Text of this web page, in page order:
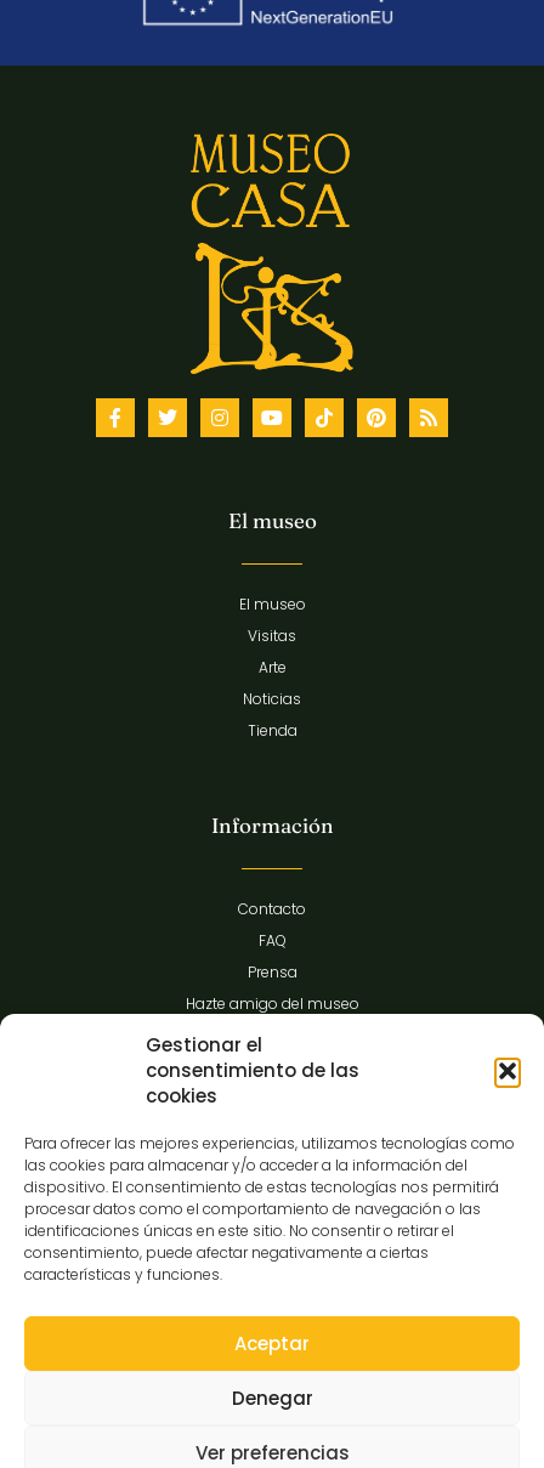
Gestionar el
consentimiento de las
cookies
Para ofrecer las mejores experiencias, utilizamos tecnologías como
las cookies para almacenar y/o acceder a la información del
dispositivo. El consentimiento de estas tecnologías nos permitirá
procesar datos como el comportamiento de navegación o las
identificaciones únicas en este sitio. No consentir o retirar el
consentimiento, puede afectar negativamente a ciertas
características y funciones.
Aceptar
Denegar
Ver preferencias
El museo
El museo
Visitas
Arte
Noticias
Tienda
Información
Contacto
FAQ
Prensa
Hazte amigo del museo
Transparencia
C/Gibraltar,14
37008-Salamanca